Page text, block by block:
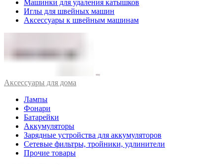
Машинки для удаления катышков
Иглы для швейных машин
Аксессуары к швейным машинам
Аксессуары для дома
Лампы
Фонари
Батарейки
Аккумуляторы
Зарядные устройства для аккумуляторов
Сетевые фильтры, тройники, удлинители
Прочие товары